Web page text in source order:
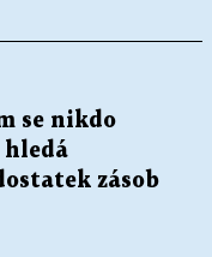
se nikdo
hledá
zásob